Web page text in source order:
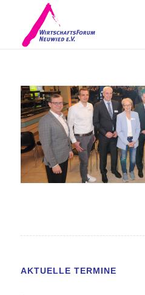
AKTUELLE TERMINE